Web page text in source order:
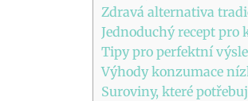
Zdravá alternativa
Jednoduchý recept pro
Tipy pro perfektní
Výhody konzumace
Suroviny, které